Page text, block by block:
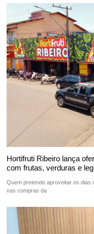
Hortifruti Ribeiro lança
com frutas, verduras e
Quem pretende aproveitar os dias
nas compras da